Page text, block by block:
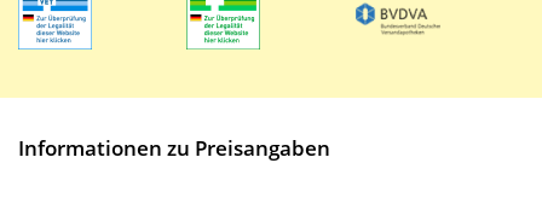
Informationen zu Preisangaben